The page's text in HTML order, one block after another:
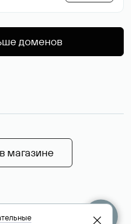
доменов
магазине